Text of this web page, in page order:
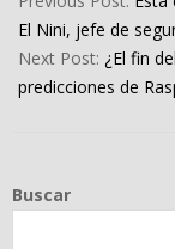
25
El Nini, jefe de
Next Post: ¿El fin
predicciones de
Buscar